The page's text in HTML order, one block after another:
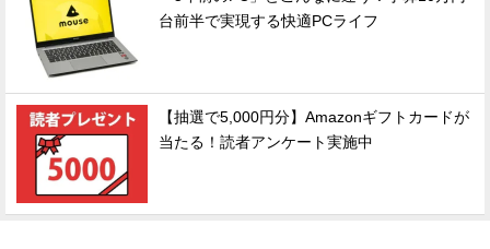
台前半で実現する快適PCライフ
【抽選で5,000円分】Amazonギフトカードが
当たる！読者アンケート実施中